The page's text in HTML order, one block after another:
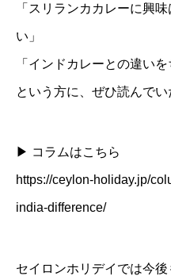
「スリランカカレーに興
い」
「インドカレーとの違い
という方に、ぜひ読んでい
▶ コラムはこちら
https://ceylon-holiday.jp/
india-difference/
セイロンホリデイでは今後